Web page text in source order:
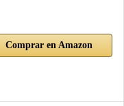
Comprar en Amazon